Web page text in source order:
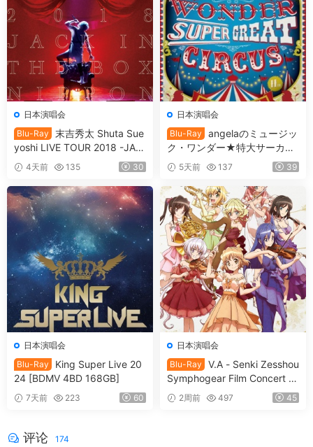
日本演唱会
Blu-Ray
末吉秀太 Shuta Sue
yoshi LIVE TOUR 2018 -JAC
K IN THE BOX -NIPPON BU
DOKAN [BDMV 36.7GB]
4天前 135 30
日本演唱会
Blu-Ray
angelaのミュージッ
ク・ワンダー★特大サーカス
in 日本武道館 ～僕等は目指し
たShangri-La～ 2017 [BDMV
2BD 78.1GB]
5天前 137 39
日本演唱会
Blu-Ray
King Super Live 20
24 [BDMV 4BD 168GB]
7天前 223 60
日本演唱会
Blu-Ray
V.A - Senki Zesshou
Symphogear Film Concert 2
025 SymphoNare 戦姫絶唱
シンフォギア フィルムコンサ
2周前 497 45
评论 174